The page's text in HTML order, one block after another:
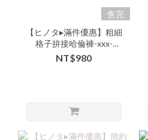
售完
【ヒノタ▸滿件優惠】粗細
格子拚接哈倫褲-xxx-
306422▶
NT$980